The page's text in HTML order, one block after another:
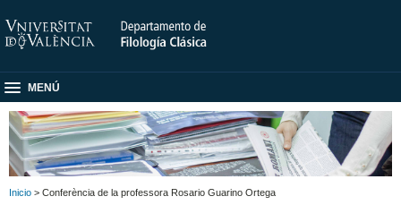
MENÚ
Inicio > Conferència de la professora Rosario Guarino Ortega